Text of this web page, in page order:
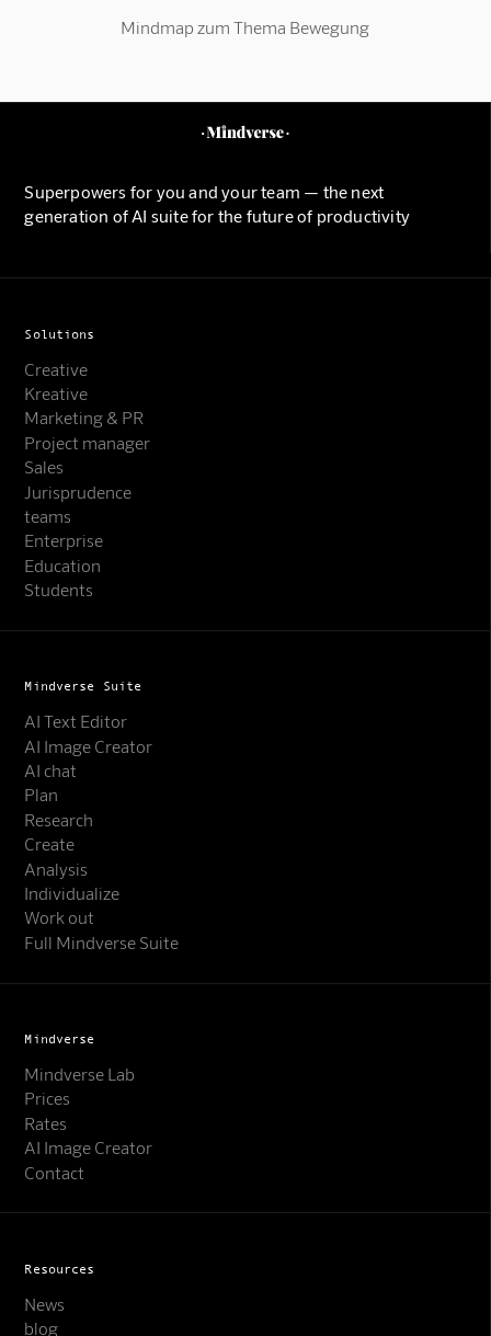
Mindmap zum Thema Bewegung
Superpowers for you and your team — the next
generation of AI suite for the future of productivity
Solutions
Creative
Kreative
Marketing & PR
Project manager
Sales
Jurisprudence
teams
Enterprise
Education
Students
Mindverse Suite
AI Text Editor
AI Image Creator
AI chat
Plan
Research
Create
Analysis
Individualize
Work out
Full Mindverse Suite
Mindverse
Mindverse Lab
Prices
Rates
AI Image Creator
Contact
Resources
News
blog